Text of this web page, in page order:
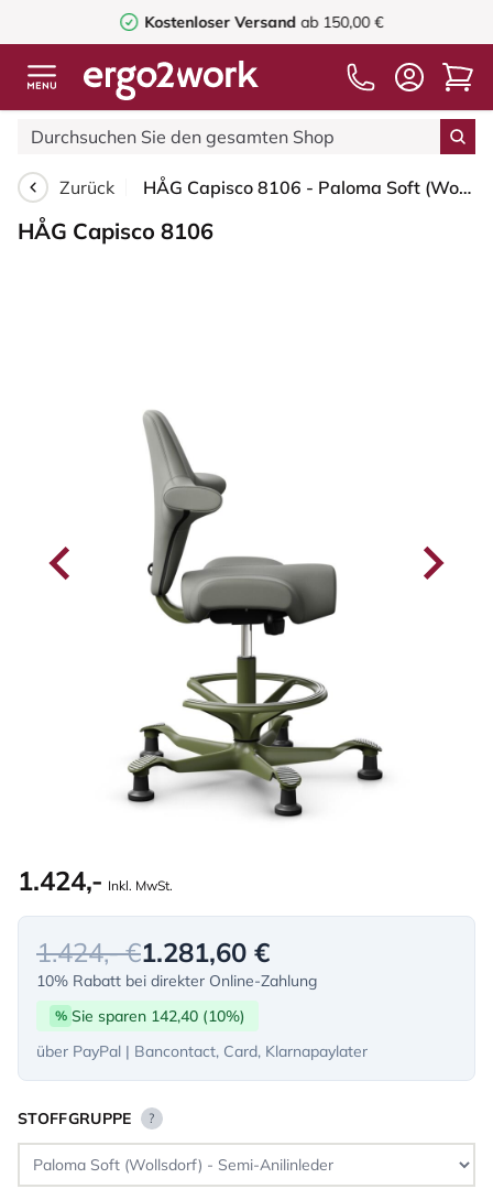
Kostenloser Versandab 150,00 €
Zurück HÅG Capisco 8106 - Paloma Soft (Wollsdorf) - Semi-Anilinleder - ATG55115 - Warm grey - Moss Grey - 200 mm (Sitzhöhe 46-64cm) - Bodengleiter
HÅG Capisco 8106
1.424,- Inkl. MwSt.
1.424,- €1.281,60 €
10% Rabatt bei direkter Online-Zahlung
% Sie sparen 142,40 (10%)
über PayPal | Bancontact, Card, Klarnapaylater
STOFFGRUPPE ?